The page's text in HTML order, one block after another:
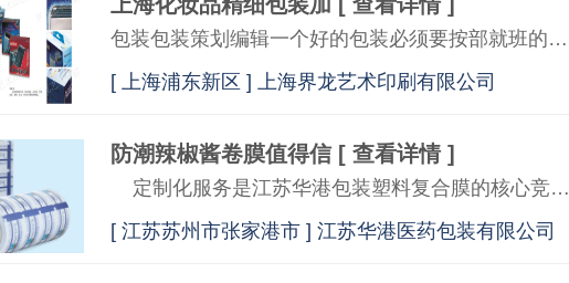
包装包装策划编辑一个好的包装必须要按部就班的有个系统的操作流程，他必须包括包装策划，包装设计再生产。包装包装设计定位包装的设计定位就好像在给艺人确定从艺路线，找到合适的路线才有可能一炮而红。为包装找到合适的设计风格。即是为商品找到
[
上海浦东新区 ] 上海界龙艺术印刷有限公司
防潮辣椒酱卷膜值得信 [ 查看详情 ]
定制化服务是江苏华港包装塑料复合膜的核心竞争力之一，公司构建了一套灵活的柔性化定制体系，精细匹配不同客户的个性化需求。该体系覆盖物理性能定制、功能层叠加、智能包装集成三大关键维度，展
[江苏苏州市张家港市 ] 江苏华港医药包装有限公司